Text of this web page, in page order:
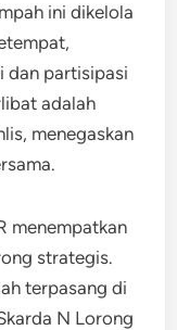
ini dikelola
dan partisipasi
adalah
menegaskan
menempatkan
strategis.
terpasang di
N Lorong